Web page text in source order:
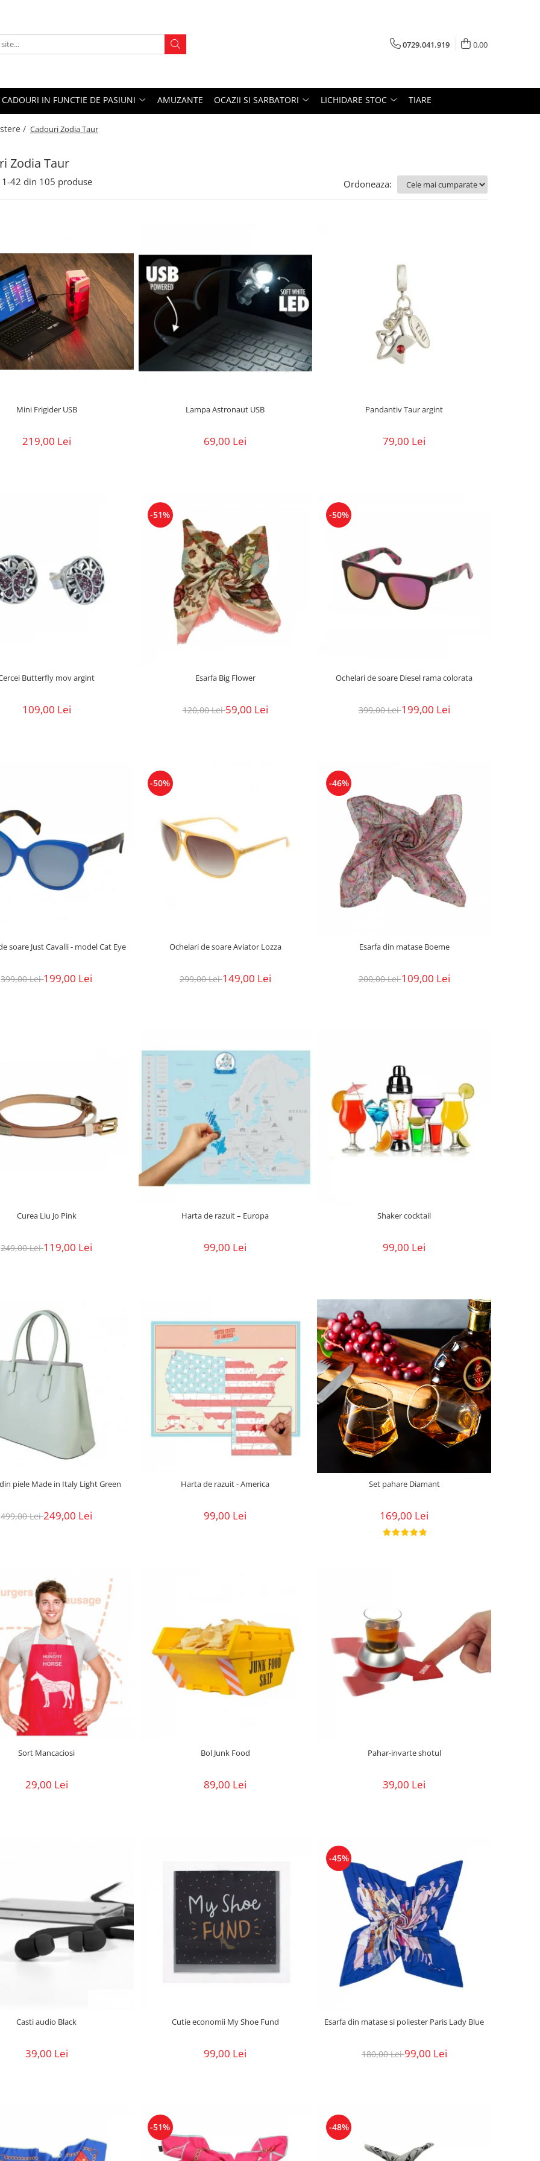
0729.041.919 0,00
CADOURI IN FUNCTIE DE PASIUNI AMUZANTE OCAZII SI SARBATORI LICHIDARE STOC TIARE
/ Cadouri Zodia Taur
Zodia Taur
1-42 din 105 produse Ordoneaza:
Mini Frigider USB
219,00 Lei
Lampa Astronaut USB
69,00 Lei
Pandantiv Taur argint
79,00 Lei
Butterfly mov argint
109,00 Lei
-51%
Esarfa Big Flower
120,00 Lei59,00 Lei
-50%
Ochelari de soare Diesel rama colorata
399,00 Lei199,00 Lei
soare Just Cavalli - model Cat Eye
399,00 Lei199,00 Lei
-50%
Ochelari de soare Aviator Lozza
299,00 Lei149,00 Lei
-46%
Esarfa din matase Boeme
200,00 Lei109,00 Lei
Curea Liu Jo Pink
249,00 Lei119,00 Lei
Harta de razuit – Europa
99,00 Lei
Shaker cocktail
99,00 Lei
piele Made in Italy Light Green
499,00 Lei249,00 Lei
Harta de razuit - America
99,00 Lei
Set pahare Diamant
169,00 Lei
Sort Mancaciosi
29,00 Lei
Bol Junk Food
89,00 Lei
Pahar-invarte shotul
39,00 Lei
Casti audio Black
39,00 Lei
Cutie economii My Shoe Fund
99,00 Lei
-45%
Esarfa din matase si poliester Paris Lady Blue
180,00 Lei99,00 Lei
-51% -48%